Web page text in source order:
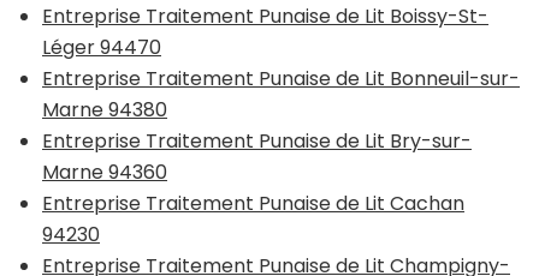
Entreprise Traitement Punaise de Lit Boissy-St-
Léger 94470
Entreprise Traitement Punaise de Lit Bonneuil-sur-
Marne 94380
Entreprise Traitement Punaise de Lit Bry-sur-
Marne 94360
Entreprise Traitement Punaise de Lit Cachan
94230
Entreprise Traitement Punaise de Lit Champigny-